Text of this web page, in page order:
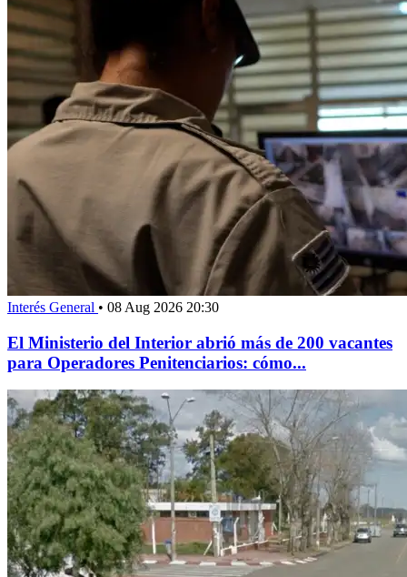
Interés General • 08 Aug 2026 20:30
El Ministerio del Interior abrió más de 200 vacantes
para Operadores Penitenciarios: cómo...